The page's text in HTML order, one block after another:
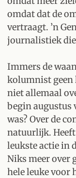
omdat dat de
vertraagt. ’n
journalistiek die
Immers de
kolumnist geen
niet allemaal
begin augustus
was? Over de
natuurlijk. Heeft
leukste actie in
Niks meer over
hele leuke voor